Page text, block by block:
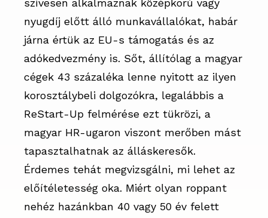
szívesen alkalmaznak középkorú vagy
nyugdíj előtt álló munkavállalókat, habár
járna értük az EU-s támogatás és az
adókedvezmény is. Sőt, állítólag a magyar
cégek 43 százaléka lenne nyitott az ilyen
korosztálybeli dolgozókra, legalábbis a
ReStart-Up felmérése ezt tükrözi, a
magyar HR-ugaron viszont merőben mást
tapasztalhatnak az álláskeresők.
Érdemes tehát megvizsgálni, mi lehet az
előítéletesség oka. Miért olyan roppant
nehéz hazánkban 40 vagy 50 év felett